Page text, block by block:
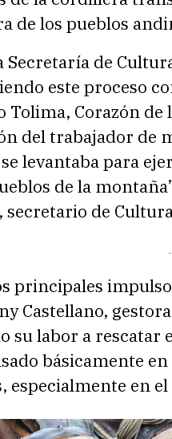
de los pueblos
Secretaría de
este proceso
Corazón de
del trabajador de
levantaba para
de la
secretario de
principales
Castellano,
su labor a rescatar
básicamente
especialmente en